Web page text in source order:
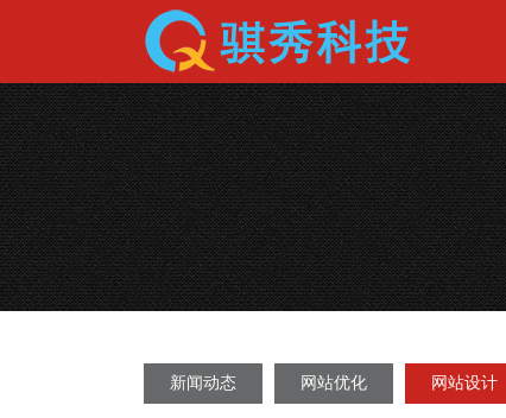
新闻动态 网站优化 网站设计